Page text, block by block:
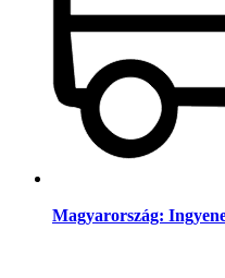
Magyarország: